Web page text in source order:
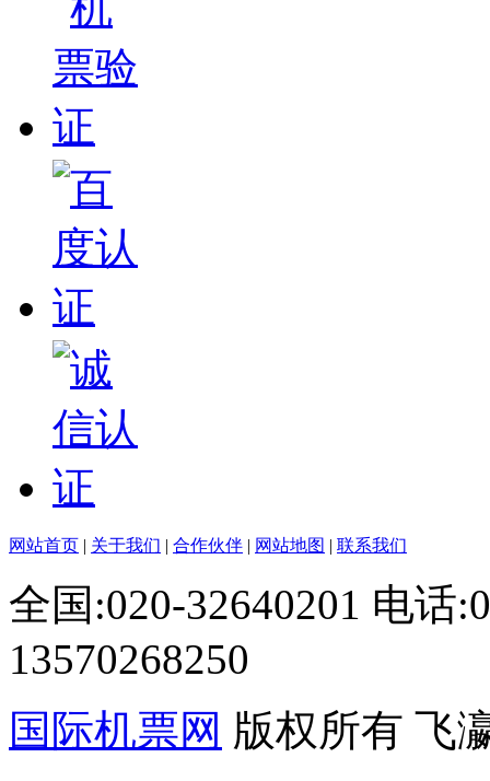
网站首页 | 关于我们 | 合作伙伴 | 网站地图 | 联系我们
全国:020-32640201 电话
13570268250
国际机票网 版权所有 飞